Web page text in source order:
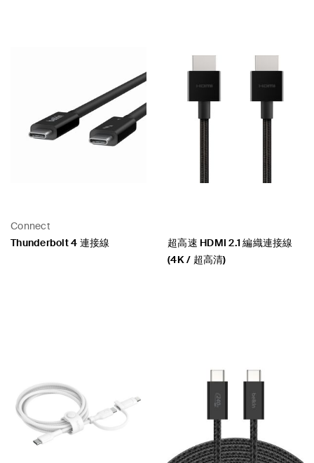
Connect
Thunderbolt 4 連接線
超高速 HDMI 2.1 編織連接線
(4K / 超高清)